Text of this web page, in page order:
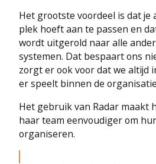
Het grootste voordeel is dat je
plek hoeft aan te passen en
wordt uitgerold naar alle
systemen. Dat bespaart ons
zorgt er ook voor dat we altijd
er speelt binnen de
Het gebruik van Radar maakt
haar team eenvoudiger om
organiseren.